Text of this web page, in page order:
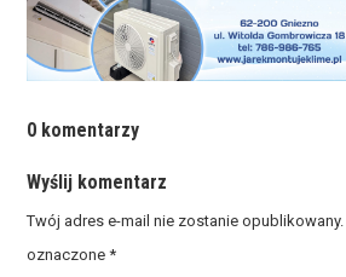
0 komentarzy
Wyślij komentarz
Twój adres e-mail nie zostanie opublikowany.
oznaczone*